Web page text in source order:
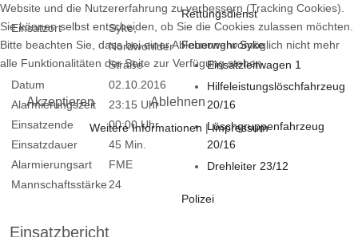
Einsatzort
Syke,
Nordwohlder
Straße
Datum
02.10.2016
Alarmierungszeit
23:15 Uhr
Einsatzende
00:00 Uhr
Einsatzdauer
45 Min.
Alarmierungsart
FME
Mannschaftsstärke 24
Rettungsdienst
Feuerwehr Syke
Einsatzleitwagen 1
Hilfeleistungslöschfahrzeug
20/16
Löschgruppenfahrzeug
20/16
Drehleiter 23/12
Polizei
Einsatzbericht
Website und die Nutzererfahrung zu verbessern (Tracking Cookies).
Sie können selbst entscheiden, ob Sie die Cookies zulassen möchten.
Bitte beachten Sie, dass bei einer Ablehnung womöglich nicht mehr
alle Funktionalitäten der Seite zur Verfügung stehen.
Akzeptieren Ablehnen
Weitere Informationen |Impressum